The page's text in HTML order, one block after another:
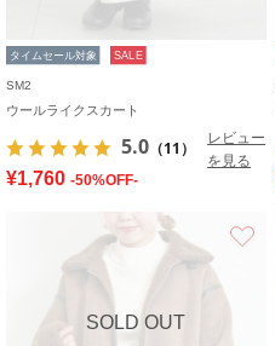
タイムセール対象 SALE
SM2
ウールライクスカート
5.0 （11）
レビュー
を見る
¥1,760 -50%OFF-
SOLD OUT